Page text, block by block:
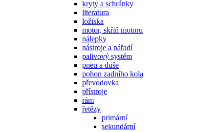
kryty a schránky
literatura
ložiska
motor, skříň motoru
nálepky
nástroje a nářadí
palivový systém
pneu a duše
pohon zadního kola
převodovka
přístroje
rám
řetězy
primární
sekundární